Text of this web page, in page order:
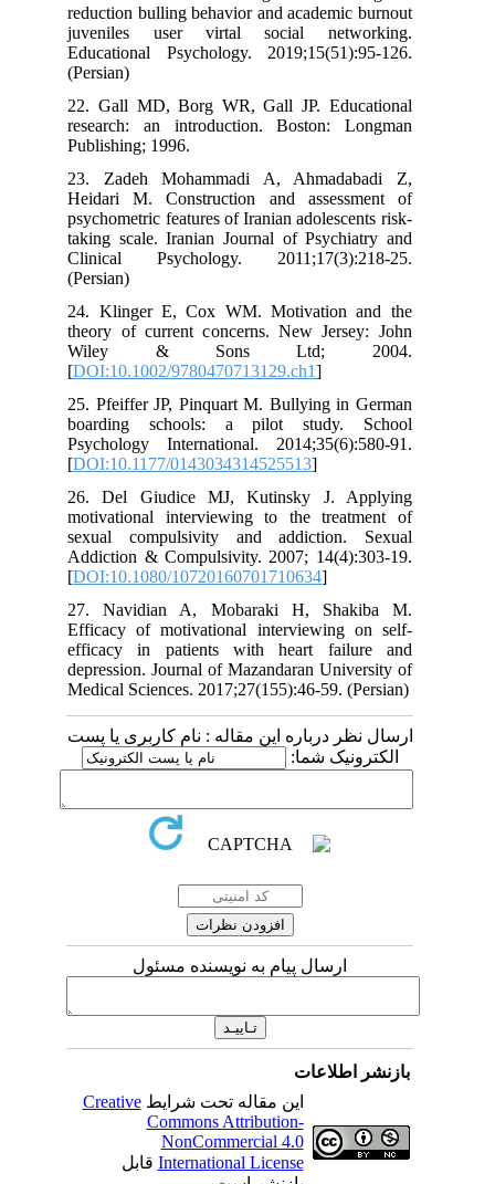
reduction bulling behavior and
juveniles user virtal social
Educational Psychology.
22. Gall MD, Borg WR, Gall JP.
research: an introduction. Boston:
23. Zadeh Mohammadi A,
Heidari M. Construction and
psychometric features of Iranian
taking scale. Iranian Journal of
Clinical Psychology.
24. Klinger E, Cox WM. Motivation
theory of current concerns. New
Wiley & Sons Ltd;
[DOI:10.1002/9780470713129.ch1
25. Pfeiffer JP, Pinquart M. Bullying in
boarding schools: a pilot study.
Psychology International.
[DOI:10.1177/0143034314525513
26. Del Giudice MJ, Kutinsky J.
motivational interviewing to the
sexual compulsivity and
Addiction & Compulsivity. 2007;
[DOI:10.1080/10720160701710634
27. Navidian A, Mobaraki H,
Efficacy of motivational
efficacy in patients with heart
depression. Journal of Mazandaran
Medical Sciences. 2017;27(155):46-59.
درباره این مقاله : نام کاربری یا پست
ارسال پیام به نویسنده مسئول
این مقاله تحت شرایطCreative
Commons Attribution-
NonCommercial 4.0
International Licenseقابل